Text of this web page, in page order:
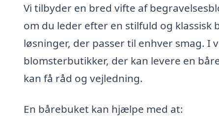
Vi tilbyder en bred vifte af
om du leder efter en stilfuld og
løsninger, der passer til enhver smag. I
blomsterbutikker, der kan levere en
kan få råd og vejledning.
En bårebuket kan hjælpe med at: